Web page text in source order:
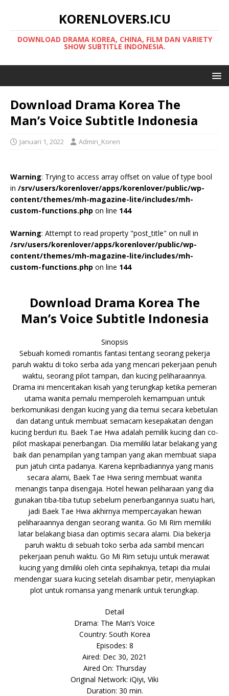
KORENLOVERS.ICU
DOWNLOAD DRAMA KOREA, CHINA, FILM DAN VARIETY
SHOW SUBTITLE INDONESIA.
Download Drama Korea The
Man’s Voice Subtitle Indonesia
Januari 1, 2022 Admin_Koren
Warning: Trying to access array offset on value of type bool
in /srv/users/korenlover/apps/korenlover/public/wp-
content/themes/mh-magazine-lite/includes/mh-
custom-functions.php on line 144
Warning: Attempt to read property "post_title" on null in
/srv/users/korenlover/apps/korenlover/public/wp-
content/themes/mh-magazine-lite/includes/mh-
custom-functions.php on line 144
Download Drama Korea The
Man’s Voice Subtitle Indonesia
Sinopsis
Sebuah komedi romantis fantasi tentang seorang pekerja
paruh waktu di toko serba ada yang mencari pekerjaan penuh
waktu, seorang pilot tampan, dan kucing peliharaannya.
Drama ini menceritakan kisah yang terungkap ketika pemeran
utama wanita pemalu memperoleh kemampuan untuk
berkomunikasi dengan kucing yang dia temui secara kebetulan
dan datang untuk membuat semacam kesepakatan dengan
kucing berduri itu. Baek Tae Hwa adalah pemilik kucing dan co-
pilot maskapai penerbangan. Dia memiliki latar belakang yang
baik dan penampilan yang tampan yang akan membuat siapa
pun jatuh cinta padanya. Karena kepribadiannya yang manis
secara alami, Baek Tae Hwa sering membuat wanita
menangis tanpa disengaja. Hotel hewan peliharaan yang dia
gunakan tiba-tiba tutup sebelum penerbangannya suatu hari,
jadi Baek Tae Hwa akhirnya mempercayakan hewan
peliharaannya dengan seorang wanita. Go Mi Rim memiliki
latar belakang biasa dan optimis secara alami. Dia bekerja
paruh waktu di sebuah toko serba ada sambil mencari
pekerjaan penuh waktu. Go Mi Rim setuju untuk merawat
kucing yang dimiliki oleh cinta sepihaknya, tetapi dia mulai
mendengar suara kucing setelah disambar petir, menyiapkan
plot untuk romansa yang menarik untuk terungkap.
Detail
Drama: The Man’s Voice
Country: South Korea
Episodes: 8
Aired: Dec 30, 2021
Aired On: Thursday
Original Network: iQiyi, Viki
Duration: 30 min.